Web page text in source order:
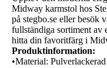
Midway karmstol hos
på stegbo.se eller besök
fullständiga sortiment av
hitta din favoritfärg i
Produktinformation:
•Material: